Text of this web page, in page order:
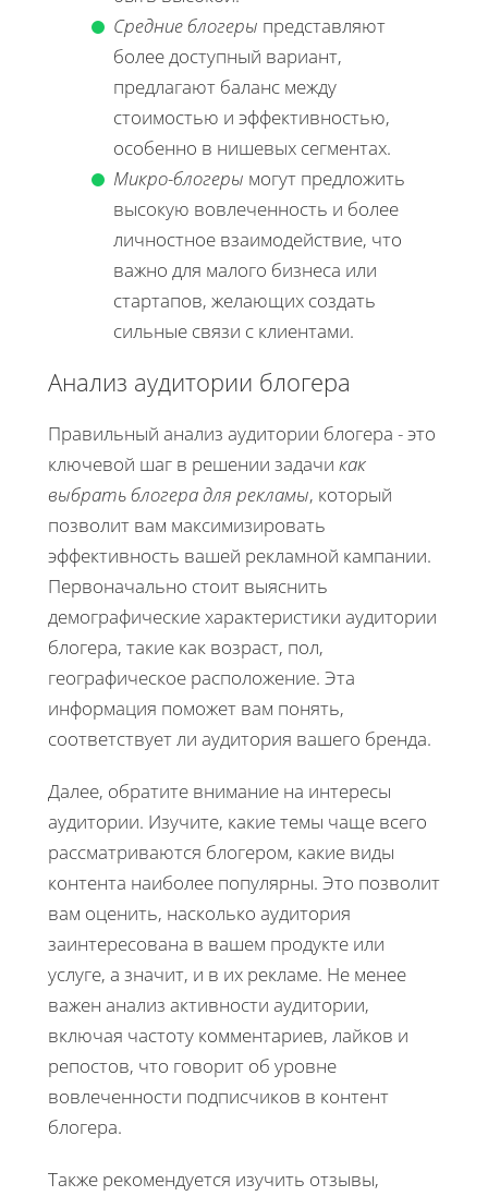
Средние блогеры представляют
более доступный вариант,
предлагают баланс между
стоимостью и эффективностью,
особенно в нишевых сегментах.
Микро-блогеры могут предложить
высокую вовлеченность и более
личностное взаимодействие, что
важно для малого бизнеса или
стартапов, желающих создать
сильные связи с клиентами.
Анализ аудитории блогера
Правильный анализ аудитории блогера - это
ключевой шаг в решении задачи как
выбрать блогера для рекламы, который
позволит вам максимизировать
эффективность вашей рекламной кампании.
Первоначально стоит выяснить
демографические характеристики аудитории
блогера, такие как возраст, пол,
географическое расположение. Эта
информация поможет вам понять,
соответствует ли аудитория вашего бренда.
Далее, обратите внимание на интересы
аудитории. Изучите, какие темы чаще всего
рассматриваются блогером, какие виды
контента наиболее популярны. Это позволит
вам оценить, насколько аудитория
заинтересована в вашем продукте или
услуге, а значит, и в их рекламе. Не менее
важен анализ активности аудитории,
включая частоту комментариев, лайков и
репостов, что говорит об уровне
вовлеченности подписчиков в контент
блогера.
Также рекомендуется изучить отзывы,